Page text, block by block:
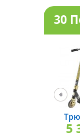
30
5